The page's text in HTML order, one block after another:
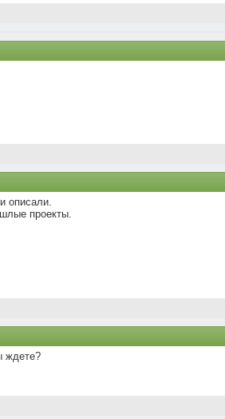
описали.
проекты.
ждете?